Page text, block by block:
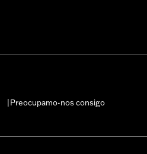
Preocupamo-nos consigo